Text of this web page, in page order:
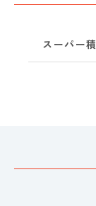
スーパー